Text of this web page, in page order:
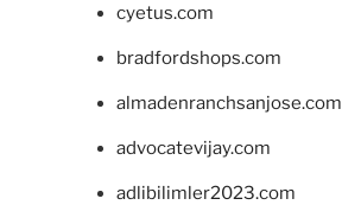
cyetus.com
bradfordshops.com
almadenranchsanjose.com
advocatevijay.com
adlibilimler2023.com